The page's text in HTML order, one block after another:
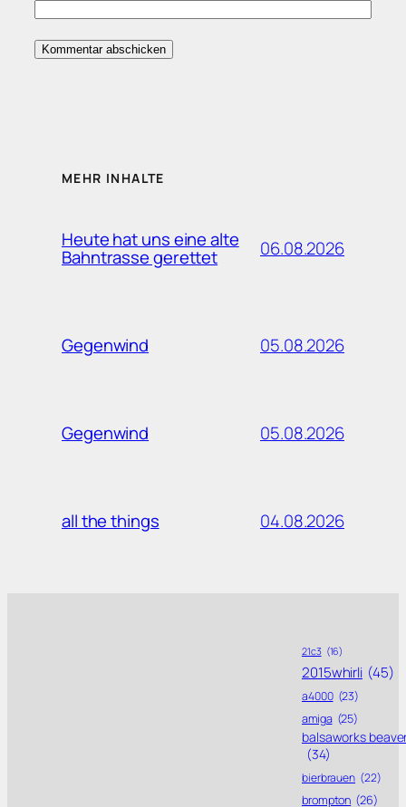
MEHR INHALTE
Heute hat uns eine alte
Bahntrasse gerettet 06.08.2026
Gegenwind 05.08.2026
Gegenwind 05.08.2026
all the things 04.08.2026
21c3 (16)
2015whirli (45)
a4000 (23)
amiga (25)
balsaworks
(34)
bierbrauen (22)
brompton (26)